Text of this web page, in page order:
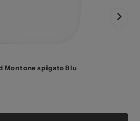
Montone spigato Blu